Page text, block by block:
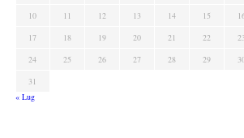
10
11 12 13 14 15
17
18 19 20 21 22
23
24
25 26 27 28 29
31
« Lug